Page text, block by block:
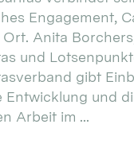
Engagement,
Anita
und
gibt
Entwicklung und
Arbeit im ...